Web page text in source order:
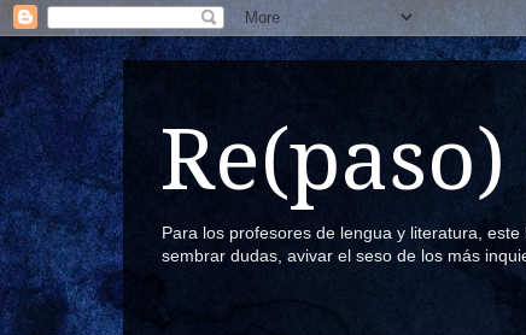
Para los profesores de lengua y literatura,
sembrar dudas, avivar el seso de los más